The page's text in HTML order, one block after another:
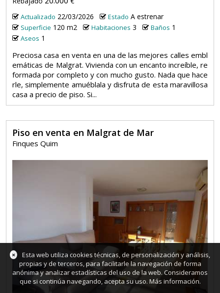
Actualizado 22/03/2026 Estado A estrenar
Superficie 120 m2 Habitaciones 3 Baños 1
Aseos 1
Preciosa casa en venta en una de las mejores calles embl
emáticas de Malgrat. Vivienda con un encanto increíble, re
formada por completo y con mucho gusto. Nada que hace
rle, simplemente amuéblala y disfruta de esta maravillosa
casa a precio de piso. Si...
Piso en venta en Malgrat de Mar
Finques Quim
×
Esta web utiliza cookies técnicas, de personalización y análisis,
propias y de terceros, para facilitarle la navegación de forma
anónima y analizar estadísticas del uso de la web. Consideramos
que si continúa navegando, acepta su uso. Más información.